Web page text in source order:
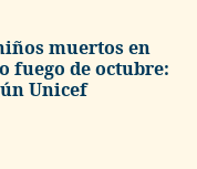
muertos en
fuego de octubre:
Unicef